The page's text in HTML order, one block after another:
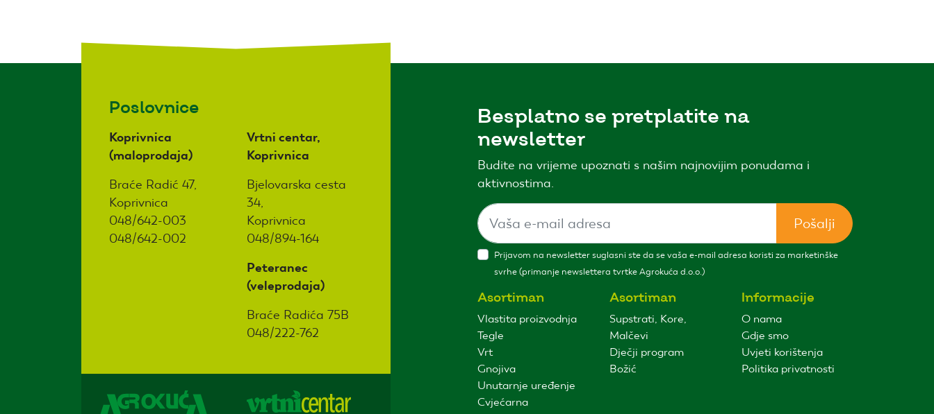
Poslovnice
Koprivnica
(maloprodaja)
Braće Radić 47,
Koprivnica
048/642-003
048/642-002
Vrtni centar,
Koprivnica
Bjelovarska cesta
34,
Koprivnica
048/894-164
Peteranec
(veleprodaja)
Braće Radića 75B
048/222-762
Besplatno se pretplatite na
newsletter
Budite na vrijeme upoznati s našim najnovijim ponudama i
aktivnostima.
Pošalji
Prijavom na newsletter suglasni ste da se vaša e-mail adresa koristi za marketinške
svrhe (primanje newslettera tvrtke Agrokuća d.o.o.)
Asortiman
Vlastita proizvodnja
Tegle
Vrt
Gnojiva
Unutarnje uređenje
Cvjećarna
Asortiman
Supstrati, Kore,
Malčevi
Dječji program
Božić
Informacije
O nama
Gdje smo
Uvjeti korištenja
Politika privatnosti